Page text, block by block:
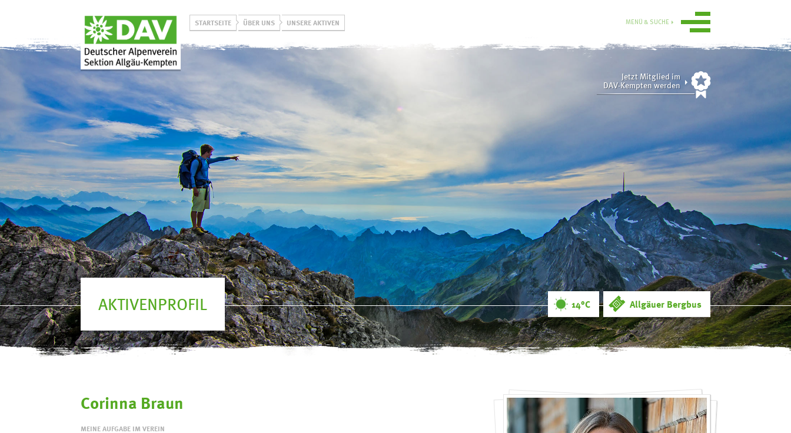
Über uns
Unsere Aktiven
Unser Leitbild
Historie
Projekt
Klimaneutralität
Prävention
sexualisierter Gewalt
Ehrenamtlich bei uns
aktiv werden
Programm
Winterprogramm
Sommerprogramm
Jugend on Tour
Allgäuer Bergbus
Vorträge & Events
Gruppen
Jugend
Familien
Erwachsene
Leistungsgruppen
Rappenseehütte
Kemptner Hütte
Tannheimer Hütte
Tannheimer Jugendhütte
(Selbstversorgung)
& Formulare
Kurse DAV
Klettern & Bouldern
Alpinzentrum
Kletterturm
Engelhaldepark
Service
Sektionsmedien digital
Online-Gutscheinshop
Ortsgruppe
Obergünzburg
Gruppen
Tourenübersicht
Übersicht
Tourenberichte 2025
und 2024
STARTSEITE ÜBER UNS UNSERE AKTIVEN MENÜ & SUCHE
Jetzt Mitglied im
DAV-Kempten werden
AKTIVENPROFIL 14°C Allgäuer Bergbus
Corinna Braun
MEINE AUFGABE IM VEREIN